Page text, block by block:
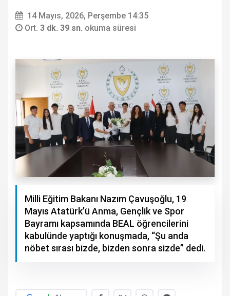
14 Mayıs, 2026, Perşembe 14:35
Ort. 3 dk. 39 sn. okuma süresi
Milli Eğitim Bakanı Nazım Çavuşoğlu, 19
Mayıs Atatürk’ü Anma, Gençlik ve Spor
Bayramı kapsamında BEAL öğrencilerini
kabulünde yaptığı konuşmada, “Şu anda
nöbet sırası bizde, bizden sonra sizde” dedi.